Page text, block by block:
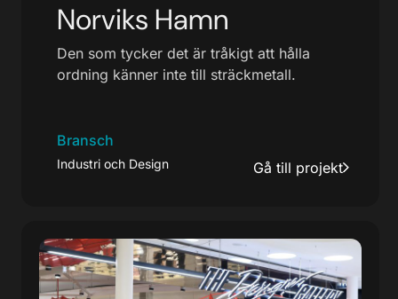
Norviks Hamn
Den som tycker det är tråkigt att hålla
ordning känner inte till sträckmetall.
Bransch
Industri och Design Gå till projekt